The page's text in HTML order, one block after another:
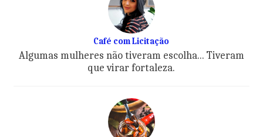
Café com Licitação
Algumas mulheres não tiveram escolha... Tiveram
que virar fortaleza.